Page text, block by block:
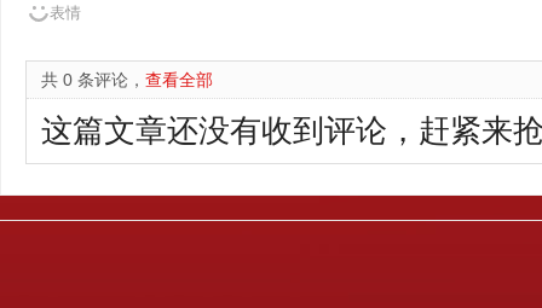
表情
共 0 条评论， 查看全部
这篇文章还没有收到评论，赶紧来